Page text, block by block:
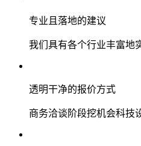
专业且落地的建议
我们具有各个行业丰富地
透明干净的报价方式
商务洽谈阶段挖机会科技